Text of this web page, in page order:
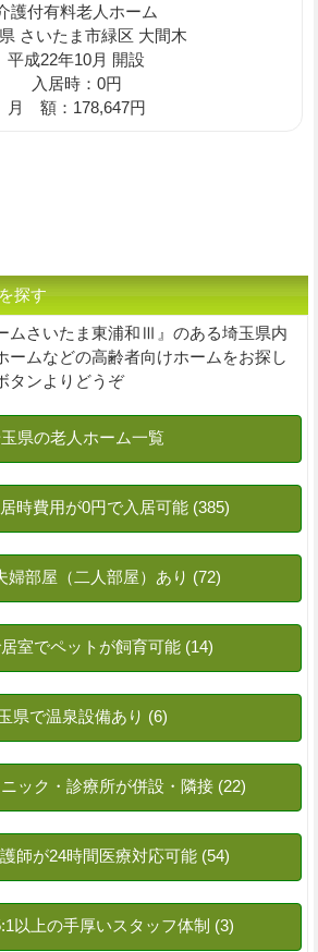
護付有料老人ホーム
さいたま市緑区 大間木
平成22年10月 開設
入居時：0円
月 額：178,647円
探す
ムさいたま東浦和Ⅲ』のある埼玉県内
ームなどの高齢者向けホームをお探し
タンよりどうぞ